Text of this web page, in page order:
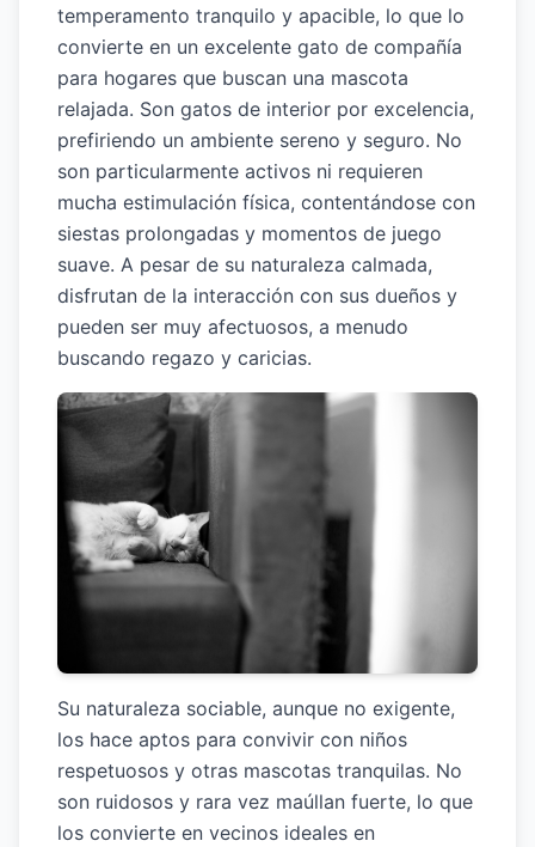
temperamento tranquilo y apacible, lo que lo
convierte en un excelente gato de compañía
para hogares que buscan una mascota
relajada. Son gatos de interior por excelencia,
prefiriendo un ambiente sereno y seguro. No
son particularmente activos ni requieren
mucha estimulación física, contentándose con
siestas prolongadas y momentos de juego
suave. A pesar de su naturaleza calmada,
disfrutan de la interacción con sus dueños y
pueden ser muy afectuosos, a menudo
buscando regazo y caricias.
Su naturaleza sociable, aunque no exigente,
los hace aptos para convivir con niños
respetuosos y otras mascotas tranquilas. No
son ruidosos y rara vez maúllan fuerte, lo que
los convierte en vecinos ideales en